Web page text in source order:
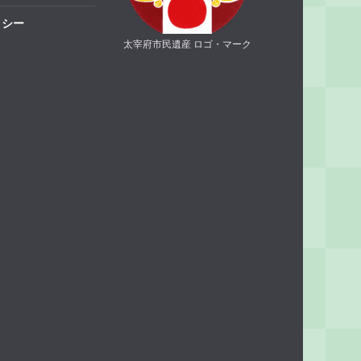
ー
太宰府市民遺産 ロゴ・マーク